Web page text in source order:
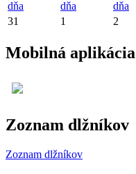
dňa
dňa
dňa
31 1 2
Mobilná
Zoznam dlžníkov
Zoznam dlžníkov